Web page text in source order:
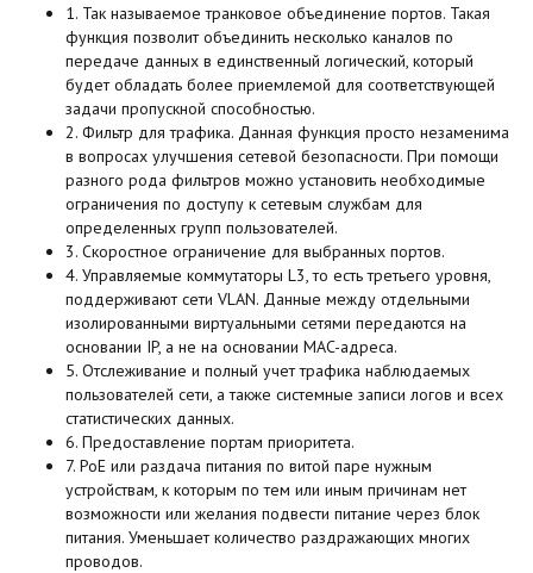
1. Так называемое транковое объединение портов. Такая
функция позволит объединить несколько каналов по
передаче данных в единственный логический, который
будет обладать более приемлемой для соответствующей
задачи пропускной способностью.
2. Фильтр для трафика. Данная функция просто незаменима
в вопросах улучшения сетевой безопасности. При помощи
разного рода фильтров можно установить необходимые
ограничения по доступу к сетевым службам для
определенных групп пользователей.
3. Скоростное ограничение для выбранных портов.
4. Управляемые коммутаторы L3, то есть третьего уровня,
поддерживают сети VLAN. Данные между отдельными
изолированными виртуальными сетями передаются на
основании IP, а не на основании MAC-адреса.
5. Отслеживание и полный учет трафика наблюдаемых
пользователей сети, а также системные записи логов и всех
статистических данных.
6. Предоставление портам приоритета.
7. PoE или раздача питания по витой паре нужным
устройствам, к которым по тем или иным причинам нет
возможности или желания подвести питание через блок
питания. Уменьшает количество раздражающих многих
проводов.